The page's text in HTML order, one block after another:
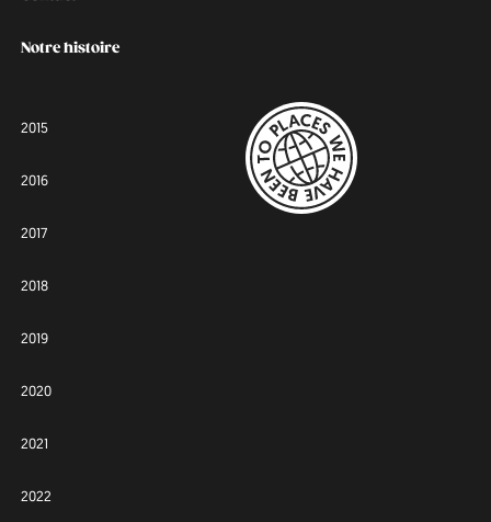
Notre histoire
2015
2016
2017
2018
2019
2020
2021
2022